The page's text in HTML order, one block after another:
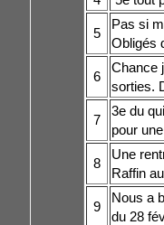
5
Pas si
Obligés
6
Chance
sorties.
7
3e du
pour
8
Une
Raffin
9
Nous a
du 28